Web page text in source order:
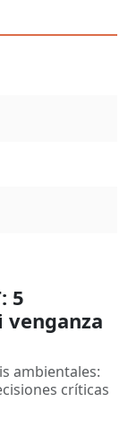
5
venganza
ambientales:
críticas